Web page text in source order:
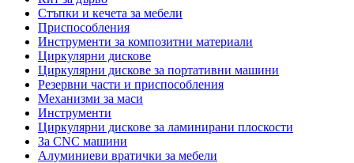
Стъпки и кечета за мебели
Приспособления
Инструменти за композитни материали
Циркулярни дискове
Циркулярни дискове за портативни машини
Резервни части и приспособления
Механизми за маси
Инструменти
Циркулярни дискове за ламинирани плоскости
За CNC машини
Алуминиеви вратички за мебели